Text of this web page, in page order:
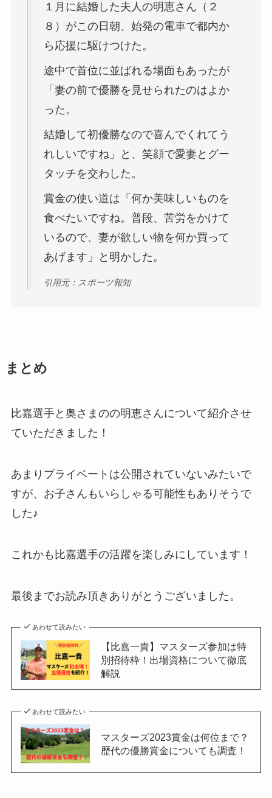
１月に結婚した夫人の明恵さん（２
８）がこの日朝、始発の電車で都内か
ら応援に駆けつけた。
途中で首位に並ばれる場面もあったが
「妻の前で優勝を見せられたのはよか
った。
結婚して初優勝なので喜んでくれてう
れしいですね」と、笑顔で愛妻とグー
タッチを交わした。
賞金の使い道は「何か美味しいものを
食べたいですね。普段、苦労をかけて
いるので、妻が欲しい物を何か買って
あげます」と明かした。
引用元：スポーツ報知
まとめ
比嘉選手と奥さまのの明恵さんについて紹介させ
ていただきました！
あまりプライベートは公開されていないみたいで
すが、お子さんもいらしゃる可能性もありそうで
した♪
これかも比嘉選手の活躍を楽しみにしています！
最後までお読み頂きありがとうございました。
あわせて読みたい
【比嘉一貴】マスターズ参加は特
別招待枠！出場資格について徹底
解説
あわせて読みたい
マスターズ2023賞金は何位まで？
歴代の優勝賞金についても調査！